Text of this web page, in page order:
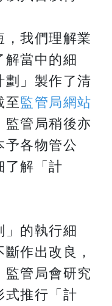
，我們理解業
解當中的細
劃」製作了清
至監管局網站
監管局稍後亦
予各物管公
了解「計
」的執行細
作出改良，
監管局會研究
式推行「計